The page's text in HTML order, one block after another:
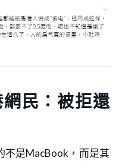
民：被拒還
不是MacBook，而是其